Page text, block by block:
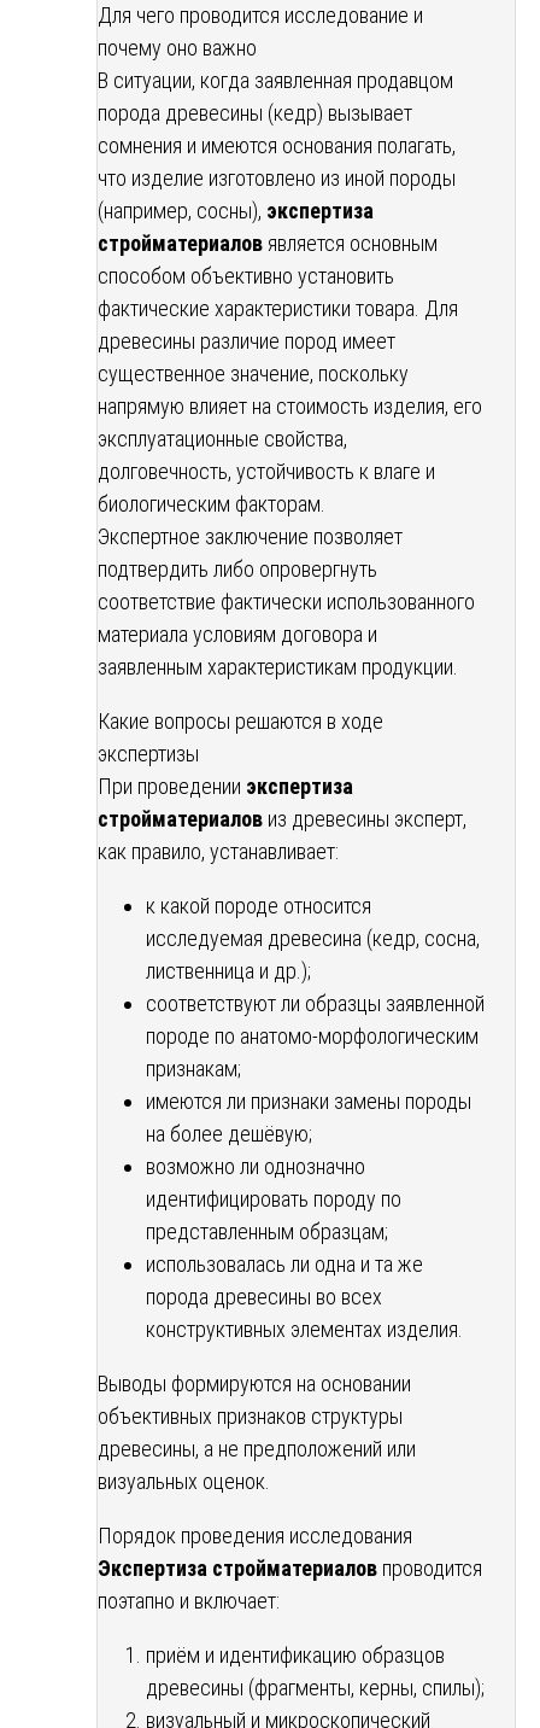
Для чего проводится исследование и
почему оно важно
В ситуации, когда заявленная продавцом
порода древесины (кедр) вызывает
сомнения и имеются основания полагать,
что изделие изготовлено из иной породы
(например, сосны), экспертиза
стройматериалов является основным
способом объективно установить
фактические характеристики товара. Для
древесины различие пород имеет
существенное значение, поскольку
напрямую влияет на стоимость изделия, его
эксплуатационные свойства,
долговечность, устойчивость к влаге и
биологическим факторам.
Экспертное заключение позволяет
подтвердить либо опровергнуть
соответствие фактически использованного
материала условиям договора и
заявленным характеристикам продукции.
Какие вопросы решаются в ходе
экспертизы
При проведении экспертиза
стройматериалов из древесины эксперт,
как правило, устанавливает:
к какой породе относится
исследуемая древесина (кедр, сосна,
лиственница и др.);
соответствуют ли образцы заявленной
породе по анатомо-морфологическим
признакам;
имеются ли признаки замены породы
на более дешёвую;
возможно ли однозначно
идентифицировать породу по
представленным образцам;
использовалась ли одна и та же
порода древесины во всех
конструктивных элементах изделия.
Выводы формируются на основании
объективных признаков структуры
древесины, а не предположений или
визуальных оценок.
Порядок проведения исследования
Экспертиза стройматериалов проводится
поэтапно и включает:
приём и идентификацию образцов
древесины (фрагменты, керны, спилы);
визуальный и микроскопический